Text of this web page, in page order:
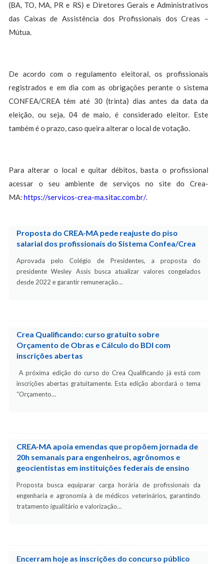
(BA, TO, MA, PR e RS) e Diretores Gerais e Administrativos
das Caixas de Assistência dos Profissionais dos Creas –
Mútua.
De acordo com o regulamento eleitoral, os profissionais
registrados e em dia com as obrigações perante o sistema
CONFEA/CREA têm até 30 (trinta) dias antes da data da
eleição, ou seja, 04 de maio, é considerado eleitor. Este
também é o prazo, caso queira alterar o local de votação.
Para alterar o local e quitar débitos, basta o profissional
acessar o seu ambiente de serviços no site do Crea-
MA: https://servicos-crea-ma.sitac.com.br/.
Proposta do CREA-MA pede reajuste do piso
salarial dos profissionais do Sistema Confea/Crea
Aprovada pelo Colégio de Presidentes, a proposta do
presidente Wesley Assis busca atualizar valores congelados
desde 2022 e garantir remuneração…
Crea Qualificando: curso gratuito sobre
Orçamento de Obras e Cálculo do BDI com
inscrições abertas
A próxima edição do curso do Crea Qualificando já está com
inscrições abertas gratuitamente. Esta edição abordará o tema
“Orçamento…
CREA-MA apoia emendas que propõem jornada de
20h semanais para engenheiros, agrônomos e
geocientistas em instituições federais de ensino
Proposta busca equiparar carga horária de profissionais da
engenharia e agronomia à de médicos veterinários, garantindo
tratamento igualitário e valorização…
Encerram hoje as inscrições do concurso público